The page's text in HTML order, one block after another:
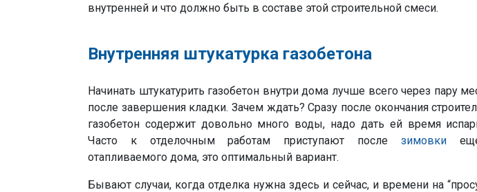
внутренней и что должно быть в составе этой строительной смеси.
Внутренняя штукатурка газобетона
Начинать штукатурить газобетон внутри дома лучше всего через пару
после завершения кладки. Зачем ждать? Сразу после окончания
газобетон содержит довольно много воды, надо дать ей время
Часто к отделочным работам приступают послезимовки
отапливаемого дома, это оптимальный вариант.
Бывают случаи, когда отделка нужна здесь и сейчас, и времени на